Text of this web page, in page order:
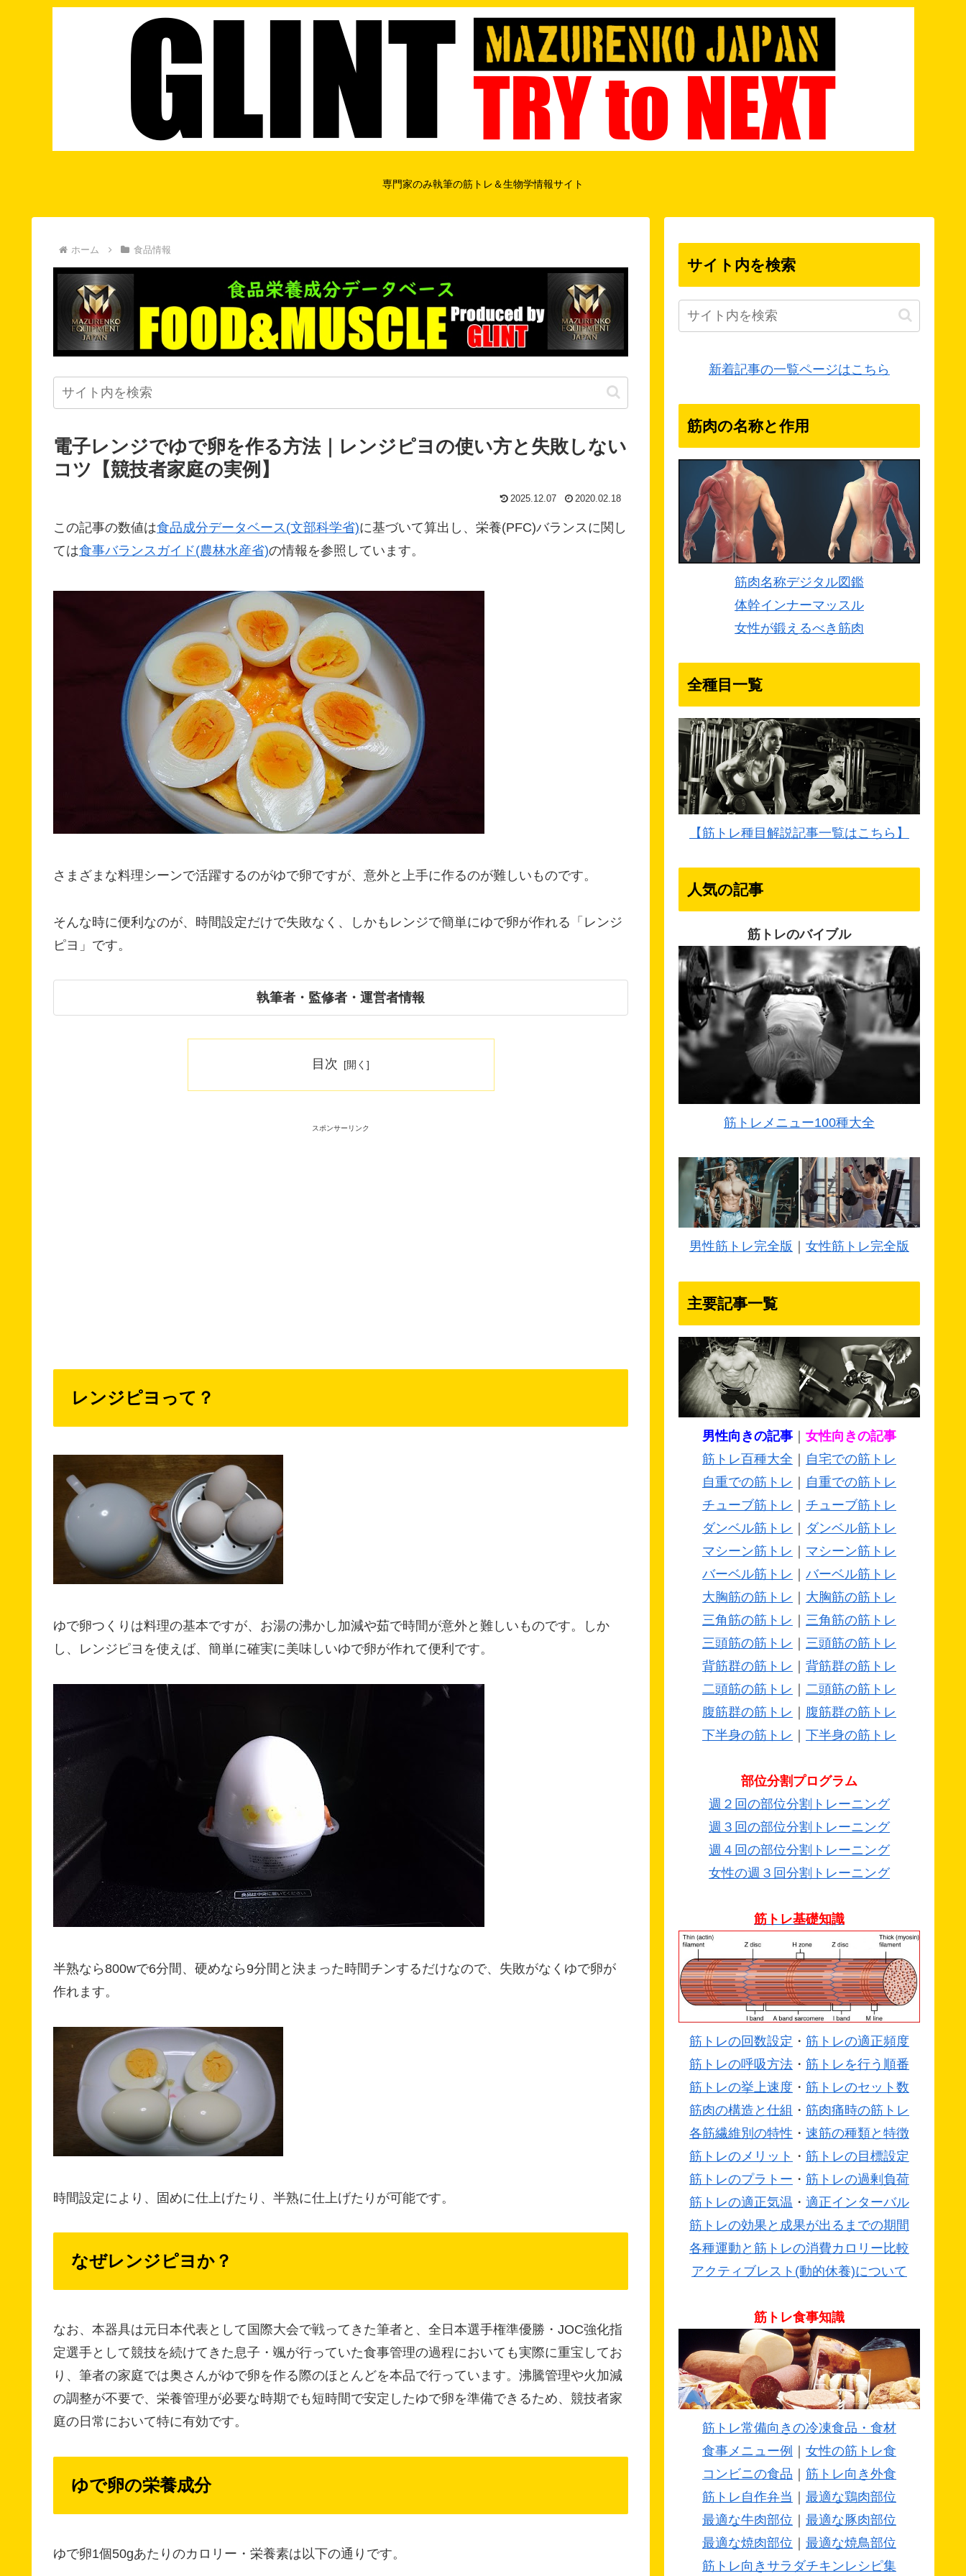
専門家のみ執筆の筋トレ＆生物学情報サイト
ホーム 食品情報
電子レンジでゆで卵を作る方法｜レンジピヨの使い方と失敗しない
コツ【競技者家庭の実例】
2025.12.07 2020.02.18
この記事の数値は食品成分データベース(文部科学省)に基づいて算出し、栄養(PFC)バランスに関し
ては食事バランスガイド(農林水産省)の情報を参照しています。
さまざまな料理シーンで活躍するのがゆで卵ですが、意外と上手に作るのが難しいものです。
そんな時に便利なのが、時間設定だけで失敗なく、しかもレンジで簡単にゆで卵が作れる「レンジ
ピヨ」です。
執筆者・監修者・運営者情報
目次
スポンサーリンク
レンジピヨって？
ゆで卵つくりは料理の基本ですが、お湯の沸かし加減や茹で時間が意外と難しいものです。しか
し、レンジピヨを使えば、簡単に確実に美味しいゆで卵が作れて便利です。
半熟なら800wで6分間、硬めなら9分間と決まった時間チンするだけなので、失敗がなくゆで卵が
作れます。
時間設定により、固めに仕上げたり、半熟に仕上げたりが可能です。
なぜレンジピヨか？
なお、本器具は元日本代表として国際大会で戦ってきた筆者と、全日本選手権準優勝・JOC強化指
定選手として競技を続けてきた息子・颯が行っていた食事管理の過程においても実際に重宝してお
り、筆者の家庭では奥さんがゆで卵を作る際のほとんどを本品で行っています。沸騰管理や火加減
の調整が不要で、栄養管理が必要な時期でも短時間で安定したゆで卵を準備できるため、競技者家
庭の日常において特に有効です。
ゆで卵の栄養成分
ゆで卵1個50gあたりのカロリー・栄養素は以下の通りです。
サイト内を検索
新着記事の一覧ページはこちら
筋肉の名称と作用
筋肉名称デジタル図鑑
体幹インナーマッスル
女性が鍛えるべき筋肉
全種目一覧
【筋トレ種目解説記事一覧はこちら】
人気の記事
筋トレのバイブル
筋トレメニュー100種大全
男性筋トレ完全版 女性筋トレ完全版
主要記事一覧
男性向きの記事 ｜ 女性向きの記事
筋トレ百種大全 ｜ 自宅での筋トレ
自重での筋トレ ｜ 自重での筋トレ
チューブ筋トレ ｜ チューブ筋トレ
ダンベル筋トレ ｜ ダンベル筋トレ
マシーン筋トレ ｜ マシーン筋トレ
バーベル筋トレ ｜ バーベル筋トレ
大胸筋の筋トレ ｜ 大胸筋の筋トレ
三角筋の筋トレ ｜ 三角筋の筋トレ
三頭筋の筋トレ ｜ 三頭筋の筋トレ
背筋群の筋トレ ｜ 背筋群の筋トレ
二頭筋の筋トレ ｜ 二頭筋の筋トレ
腹筋群の筋トレ ｜ 腹筋群の筋トレ
下半身の筋トレ ｜ 下半身の筋トレ
部位分割プログラム
週２回の部位分割トレーニング
週３回の部位分割トレーニング
週４回の部位分割トレーニング
女性の週３回分割トレーニング
筋トレ基礎知識
筋トレの回数設定 ・ 筋トレの適正頻度
筋トレの呼吸方法 ・ 筋トレを行う順番
筋トレの挙上速度 ・ 筋トレのセット数
筋肉の構造と仕組 ・ 筋肉痛時の筋トレ
各筋繊維別の特性 ・ 速筋の種類と特徴
筋トレのメリット ・ 筋トレの目標設定
筋トレのプラトー ・ 筋トレの過剰負荷
筋トレの適正気温 ・ 適正インターバル
筋トレの効果と成果が出るまでの期間
各種運動と筋トレの消費カロリー比較
アクティブレスト(動的休養)について
筋トレ食事知識
筋トレ常備向きの冷凍食品・食材
食事メニュー例
女性の筋トレ食
コンビニの食品
筋トレ向き外食
筋トレ自作弁当
最適な鶏肉部位
最適な牛肉部位
最適な豚肉部位
最適な焼肉部位
最適な焼鳥部位
筋トレ向きサラダチキンレシピ集